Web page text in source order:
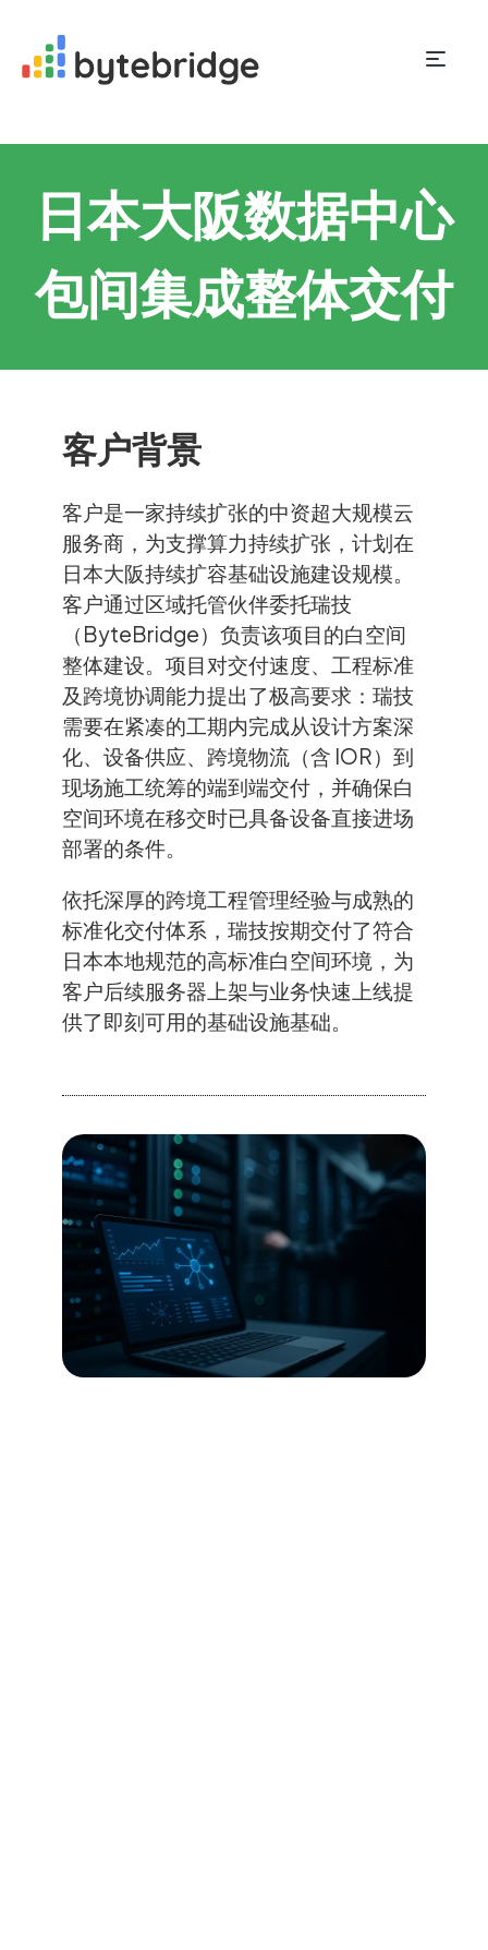
日本大阪数据中心
包间集成整体交付
客户背景
客户是一家持续扩张的中资超大规模云
服务商，为支撑算力持续扩张，计划在
日本大阪持续扩容基础设施建设规模。
客户通过区域托管伙伴委托瑞技
（ByteBridge）负责该项目的白空间
整体建设。项目对交付速度、工程标准
及跨境协调能力提出了极高要求：瑞技
需要在紧凑的工期内完成从设计方案深
化、设备供应、跨境物流（含 IOR）到
现场施工统筹的端到端交付，并确保白
空间环境在移交时已具备设备直接进场
部署的条件。
依托深厚的跨境工程管理经验与成熟的
标准化交付体系，瑞技按期交付了符合
日本本地规范的高标准白空间环境，为
客户后续服务器上架与业务快速上线提
供了即刻可用的基础设施基础。